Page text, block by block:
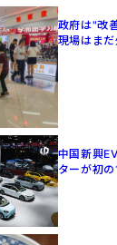
政府は"改
現場はまだ
中国新興
ターが初